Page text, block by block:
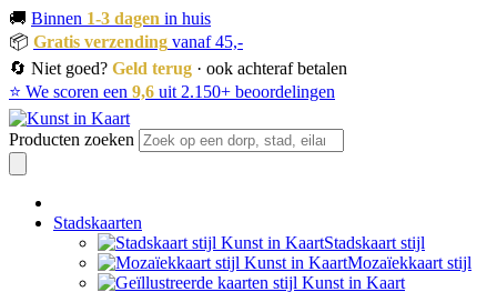
🚚 Binnen 1-3 dagen in huis
📦 Gratis verzending vanaf 45,-
🔄 Niet goed? Geld terug · ook achteraf betalen
⭐ We scoren een 9,6 uit 2.150+ beoordelingen
Producten zoeken
Stadskaarten
Stadskaart stijl
Mozaïekkaart stijl